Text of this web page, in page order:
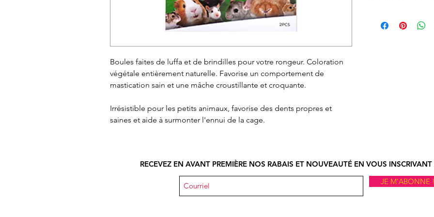
Boules faites de luffa et de brindilles pour votre rongeur. Coloration
végétale entièrement naturelle. Favorise un comportement de
mastication sain et une mâche croustillante et croquante.
Irrésistible pour les petits animaux, favorise des dents propres et
saines et aide à surmonter l'ennui de la cage.
Le ramassage en
ne vous convient
RECEVEZ EN AVANT PREMIÈRE NOS RABAIS ET NOUVEAUTÉ EN VOUS
JE M'ABONNE !